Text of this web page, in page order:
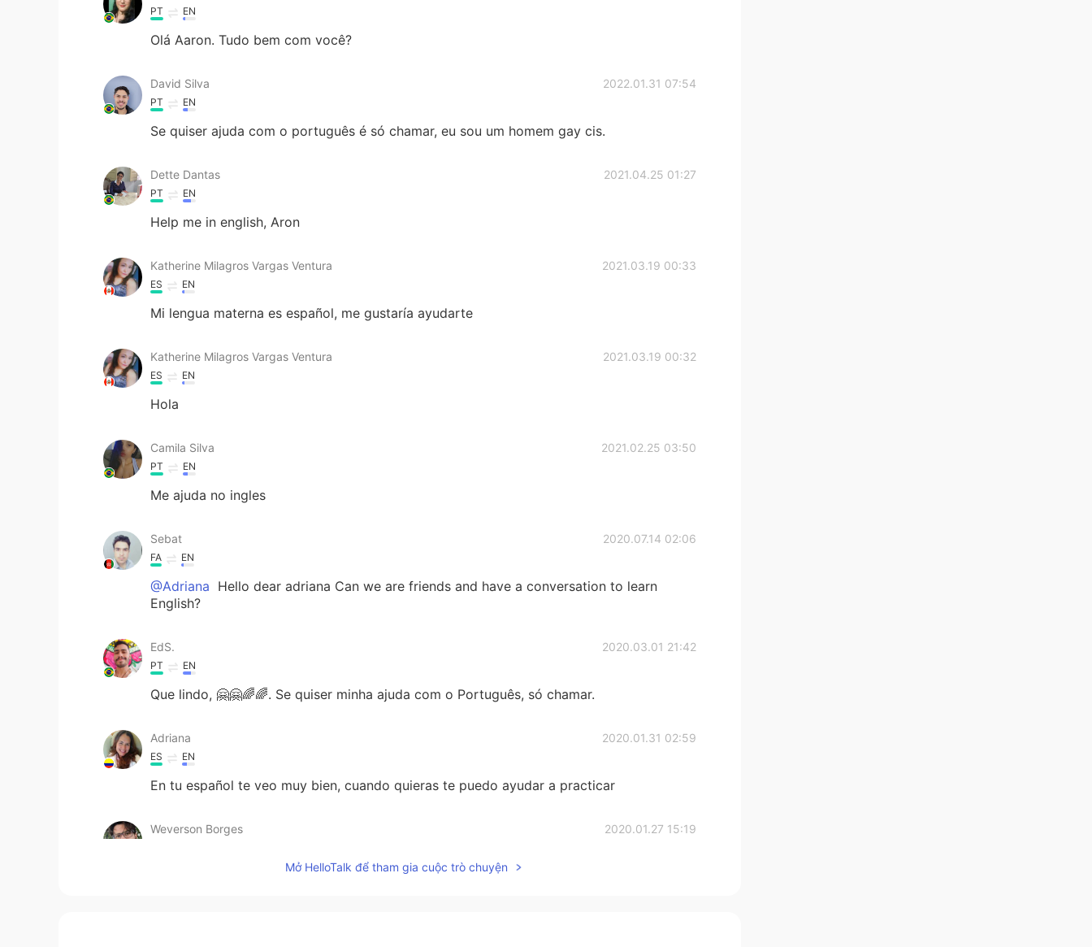
PT EN
Olá Aaron. Tudo bem com você?
David Silva 2022.01.31 07:54
PT EN
Se quiser ajuda com o português é só chamar, eu sou um homem gay cis.
Dette Dantas 2021.04.25 01:27
PT EN
Help me in english, Aron
Katherine Milagros Vargas Ventura 2021.03.19 00:33
ES EN
Mi lengua materna es español, me gustaría ayudarte
Katherine Milagros Vargas Ventura 2021.03.19 00:32
ES EN
Hola
Camila Silva 2021.02.25 03:50
PT EN
Me ajuda no ingles
Sebat 2020.07.14 02:06
FA EN
@Adriana Hello dear adriana Can we are friends and have a conversation to learn
English?
EdS. 2020.03.01 21:42
PT EN
Que lindo, 🤗🤗🌈🌈. Se quiser minha ajuda com o Português, só chamar.
Adriana 2020.01.31 02:59
ES EN
En tu español te veo muy bien, cuando quieras te puedo ayudar a practicar
Weverson Borges 2020.01.27 15:19
💚🦄🏳️‍🌈👏🏽👏🏽👏🏽👏🏽
Mở HelloTalk để tham gia cuộc trò chuyện